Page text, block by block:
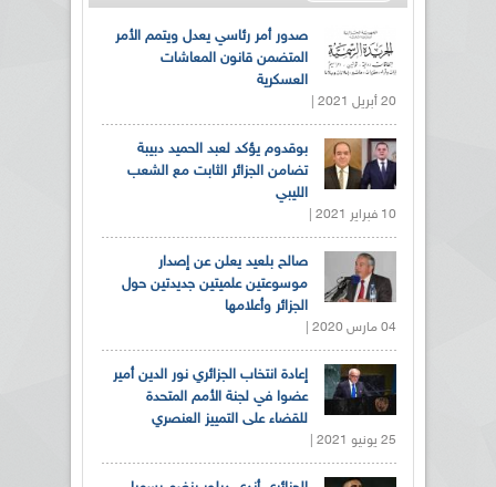
صدور أمر رئاسي يعدل ويتمم الأمر
المتضمن قانون المعاشات
العسكرية
20 أبريل 2021 |
بوقدوم يؤكد لعبد الحميد دبيبة
تضامن الجزائر الثابت مع الشعب
الليبي
10 فبراير 2021 |
صالح بلعيد يعلن عن إصدار
موسوعتين علميتين جديدتين حول
الجزائر وأعلامها
04 مارس 2020 |
إعادة انتخاب الجزائري نور الدين أمير
عضوا في لجنة الأمم المتحدة
للقضاء على التمييز العنصري
25 يونيو 2021 |